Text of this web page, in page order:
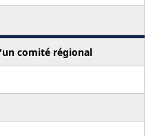
comité régional